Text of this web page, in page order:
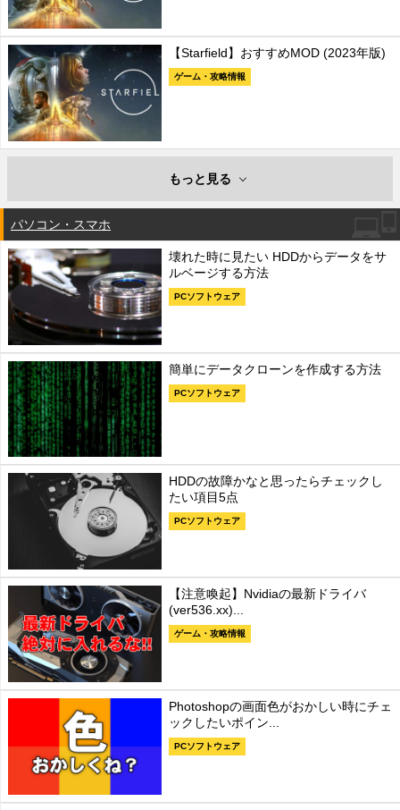
【Starfield】おすすめMOD (2023年版)
ゲーム・攻略情報
もっと見る
パソコン・スマホ
壊れた時に見たい HDDからデータをサ
ルベージする方法
PCソフトウェア
簡単にデータクローンを作成する方法
PCソフトウェア
HDDの故障かなと思ったらチェックし
たい項目5点
PCソフトウェア
【注意喚起】Nvidiaの最新ドライバ
(ver536.xx)...
ゲーム・攻略情報
Photoshopの画面色がおかしい時にチェ
ックしたいポイン...
PCソフトウェア